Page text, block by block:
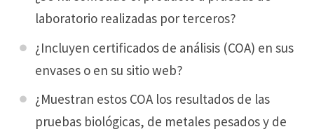
laboratorio realizadas por terceros?
¿Incluyen certificados de análisis (COA) en sus
envases o en su sitio web?
¿Muestran estos COA los resultados de las
pruebas biológicas, de metales pesados y de